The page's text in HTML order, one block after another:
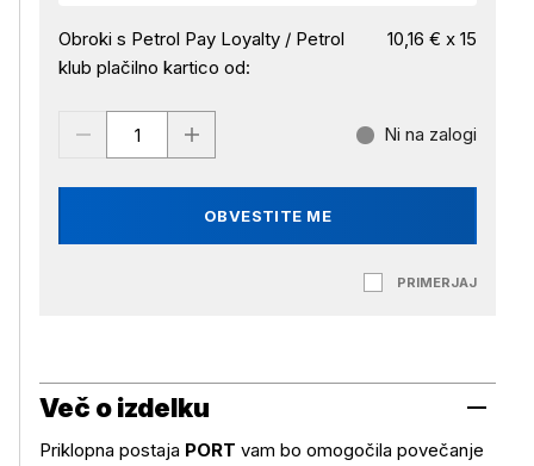
Obroki s Petrol Pay Loyalty / Petrol
klub plačilno kartico od:
10,16 € x 15
OBVESTITE ME
Ni na zalogi
PRIMERJAJ
Več o izdelku
Priklopna postaja PORT vam bo omogočila povečanje